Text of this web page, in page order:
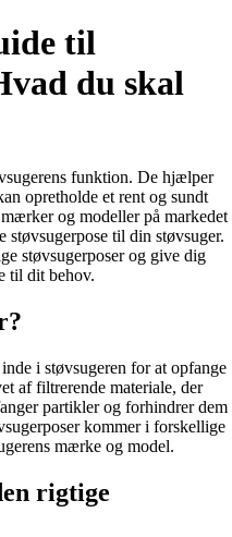
til
du skal
funktion. De hjælper
opretholde et rent og sundt
og modeller på markedet
til din støvsuger.
støvsugerposer og give dig
til dit behov.
i støvsugeren for at opfange
af filtrerende materiale, der
partikler og forhindrer dem
kommer i forskellige
mærke og model.
rigtige